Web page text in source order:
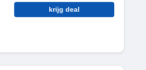
krijg deal